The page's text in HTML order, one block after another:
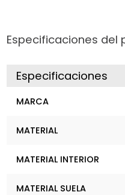
Especificaciones del
Especificaciones
MARCA
MATERIAL
MATERIAL INTERIOR
MATERIAL SUELA